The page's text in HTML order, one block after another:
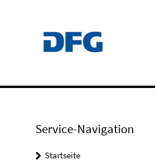
Service-Navigation
Startseite